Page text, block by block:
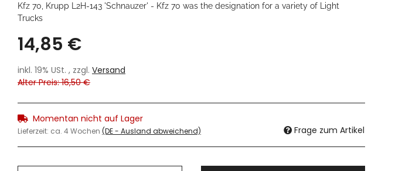
Kfz 70, Krupp L2H-143 'Schnauzer' - Kfz 70 was the designation for a variety of Light
Trucks
14,85 €
inkl. 19% USt. , zzgl. Versand
Alter Preis: 16,50 €
Momentan nicht auf Lager
Lieferzeit: ca. 4 Wochen (DE - Ausland abweichend) Frage zum Artikel